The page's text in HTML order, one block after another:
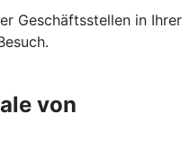
Geschäftsstellen in Ihrer
von